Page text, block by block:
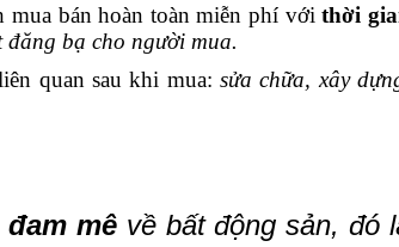
mua bán hoàn toàn miễn phí vớithời
bạ cho người mua.
quan sau khi mua: sửa chữa, xây
đam mêvề bất động sản, đó